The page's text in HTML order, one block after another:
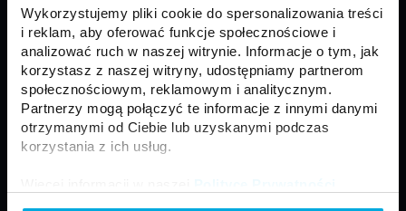
Wykorzystujemy pliki cookie do spersonalizowania treści
i reklam, aby oferować funkcje społecznościowe i
analizować ruch w naszej witrynie. Informacje o tym, jak
korzystasz z naszej witryny, udostępniamy partnerom
społecznościowym, reklamowym i analitycznym.
Partnerzy mogą połączyć te informacje z innymi danymi
otrzymanymi od Ciebie lub uzyskanymi podczas
korzystania z ich usług.
Oprawy sufitowe Moduły
Motoryzacja Złącza i akcesoria
Panele LED Naświetlacze LED
Neony LED Lampy zewnętrzne